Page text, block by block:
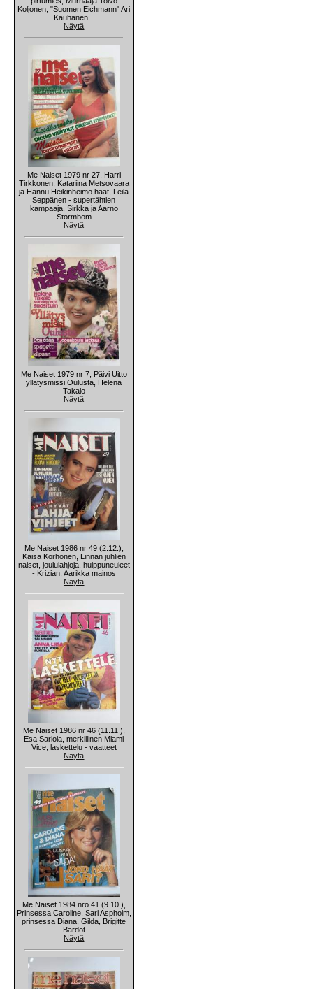
Koljonen, "Suomen Eichmann" Ari
Kauhanen...
Näytä
Me Naiset 1979 nr 27, Harri
Tirkkonen, Katariina Metsovaara
ja Hannu Heikinheimo häät, Leila
Seppänen - supertähtien
kampaaja, Sirkka ja Aarno
Stormbom
Näytä
Me Naiset 1979 nr 7, Päivi Uitto
yllätysmissi Oulusta, Helena
Takalo
Näytä
Me Naiset 1986 nr 49 (2.12.),
Kaisa Korhonen, Linnan juhlien
naiset, joululahjoja, huippuneuleet
- Krizian, Aarikka mainos
Näytä
Me Naiset 1986 nr 46 (11.11.),
Esa Sariola, merkillinen Miami
Vice, laskettelu - vaatteet
Näytä
Me Naiset 1984 nro 41 (9.10.),
Prinsessa Caroline, Sari Aspholm,
prinsessa Diana, Gilda, Brigitte
Bardot
Näytä